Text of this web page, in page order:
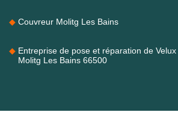
Couvreur Molitg Les Bains
Entreprise de pose et réparation de
Molitg Les Bains 66500